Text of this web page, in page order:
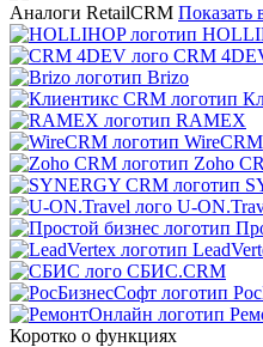
Аналоги RetailCRM Показать
CRM
Brizo
RAMEX
WireCRM
Zoho
U-
СБИС.CRM
Коротко о функциях